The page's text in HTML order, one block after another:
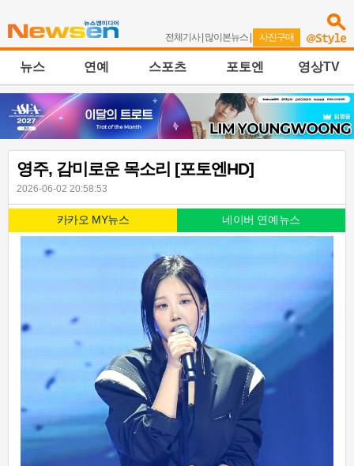
전체기사| 많이본뉴스 | 사진구매
뉴스 연예 스포츠 포토엔 영상TV
영주, 감미로운 목소리 [포토엔HD]
2026-06-02 20:58:53
카카오 MY뉴스 네이버 연예뉴스